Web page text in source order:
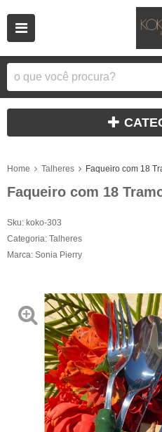
Home Talheres Faqueiro com 18
Faqueiro com 18
Sku: koko-303
Categoria: Talheres
Marca: Sonia Pierry